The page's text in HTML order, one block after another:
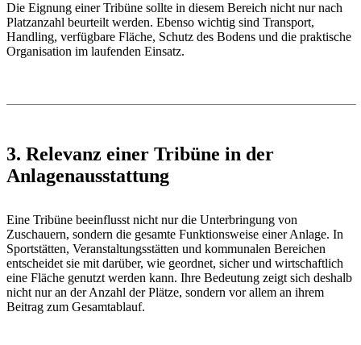
Die Eignung einer Tribüne sollte in diesem Bereich nicht nur nach
Platzanzahl beurteilt werden. Ebenso wichtig sind Transport,
Handling, verfügbare Fläche, Schutz des Bodens und die praktische
Organisation im laufenden Einsatz.
3. Relevanz einer Tribüne in der
Anlagenausstattung
Eine Tribüne beeinflusst nicht nur die Unterbringung von
Zuschauern, sondern die gesamte Funktionsweise einer Anlage. In
Sportstätten, Veranstaltungsstätten und kommunalen Bereichen
entscheidet sie mit darüber, wie geordnet, sicher und wirtschaftlich
eine Fläche genutzt werden kann. Ihre Bedeutung zeigt sich deshalb
nicht nur an der Anzahl der Plätze, sondern vor allem an ihrem
Beitrag zum Gesamtablauf.